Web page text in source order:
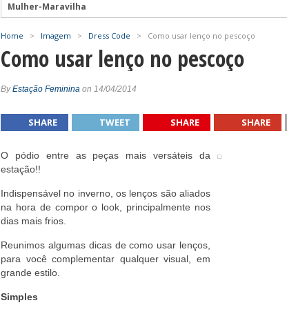
Mulher-Maravilha
7 dicas para trabalhar com mais autoconfiança
Amar e Ser Livre
Esperança
Feng Shui para melhorar a energia da sua casa
Fondue de Chocolate
6 atitudes positivas para praticar todos os dias
Liderança Positiva
Home > Imagem > Dress Code > Como usar lenço no pescoço
Como usar lenço no pescoço
ByEstação Feminina on 14/04/2014
SHARE TWEET SHARE SHARE
O pódio entre as peças mais versáteis da
estação!!
Indispensável no inverno, os lenços são aliados
na hora de compor o look, principalmente nos
dias mais frios.
Reunimos algumas dicas de como usar lenços,
para você complementar qualquer visual, em
grande estilo.
Simples